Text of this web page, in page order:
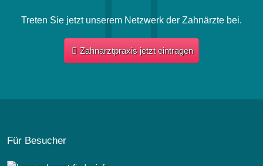
Treten Sie jetzt unserem Netzwerk der Zahnärzte bei.
Zahnarztpraxis jetzt eintragen
Für Besucher